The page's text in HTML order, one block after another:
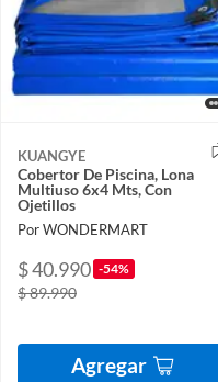
KUANGYE
Cobertor De Piscina, Lona
Multiuso 6x4 Mts, Con
Ojetillos
Por WONDERMART
$ 40.990 -54%
$ 89.990
Agregar